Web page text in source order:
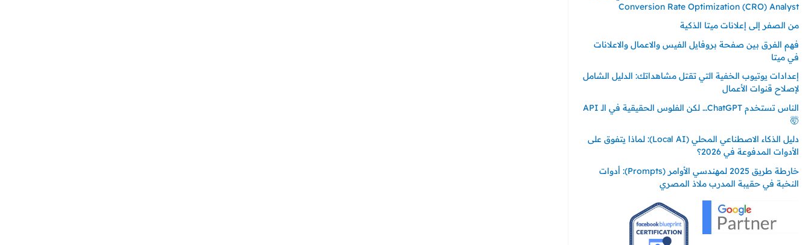
Conversion Rate Optimization (CRO) Analyst
من الصفر إلى إعلانات ميتا الذكية
فهم الفرق بين صفحة بروفايل الفيس والاعمال والاعلانات
في ميتا
إعدادات يوتيوب الخفية التي تقتل مشاهداتك: الدليل الشامل
لإصلاح قنوات الأعمال
الناس تستخدم ChatGPT… لكن الفلوس الحقيقية في الـ API
🤯
دليل الذكاء الاصطناعي المحلي (Local AI): لماذا يتفوق على
الأدوات المدفوعة في 2026؟
خارطة طريق 2025 لمهندسي الأوامر (Prompts): أدوات
النخبة في حقيبة المدرب ملاذ المصري